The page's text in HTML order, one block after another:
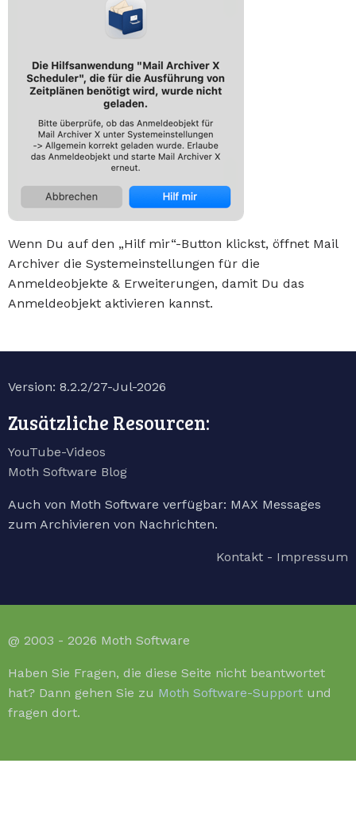
Wenn Du auf den „Hilf mir“-Button klickst, öffnet Mail
Archiver die Systemeinstellungen für die
Anmeldeobjekte & Erweiterungen, damit Du das
Anmeldeobjekt aktivieren kannst.
Version: 8.2.2/27-Jul-2026
Zusätzliche Resourcen:
YouTube-Videos
Moth Software Blog
Auch von Moth Software verfügbar: MAX Messages
zum Archivieren von Nachrichten.
Kontakt - Impressum
@ 2003 - 2026 Moth Software
Haben Sie Fragen, die diese Seite nicht beantwortet
hat? Dann gehen Sie zu Moth Software-Support und
fragen dort.